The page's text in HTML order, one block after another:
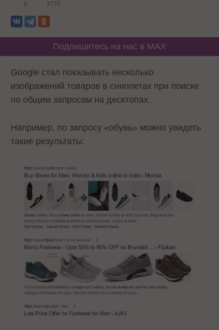
0 3775
Подпишитесь на нас в MAX
Google стал показывать несколько
изображений товаров в сниппетах при поиске
по общим запросам на десктопах.
Например, по запросу «обувь» можно увидеть
такие результаты: